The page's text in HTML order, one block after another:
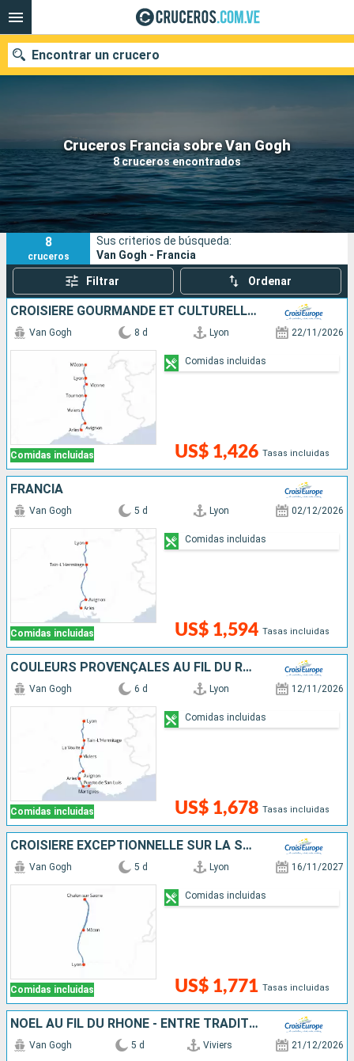
Cruceros Francia sobre Van Gogh
8 cruceros encontrados
Encontrar un crucero
Nuestros destinos
Fecha de salida
Puertos Compañías
8
cruceros
Sus criterios de búsqueda:
Van Gogh - Francia
Filtrar Ordenar
CROISIÈRE GOURMANDE ET CULTURELLE AU FIL DE LA SAÔNE ET DU RHÔNE, L'ART DE VIVRE À LA FRANÇAISE
Comidas incluidas
Van Gogh 8 d Lyon 22/11/2026
US$ 1,426 Tasas incluidas
Comidas incluidas
FRANCIA
Comidas incluidas
Van Gogh 5 d Lyon 02/12/2026
US$ 1,594 Tasas incluidas
Comidas incluidas
COULEURS PROVENÇALES AU FIL DU RHÔNE
Comidas incluidas
Van Gogh 6 d Lyon 12/11/2026
US$ 1,678 Tasas incluidas
Comidas incluidas
CROISIÈRE EXCEPTIONNELLE SUR LA SAÔNE POUR CÉLÉBRER LE BEAUJOLAIS NOUVEAU
Comidas incluidas
Van Gogh 5 d Lyon 16/11/2027
US$ 1,771 Tasas incluidas
Comidas incluidas
NOËL AU FIL DU RHÔNE - ENTRE TRADITIONS, DÉCOUVERTES HISTORIQUES ET MOMENTS GOURMANDS
Van Gogh 5 d Viviers 21/12/2026